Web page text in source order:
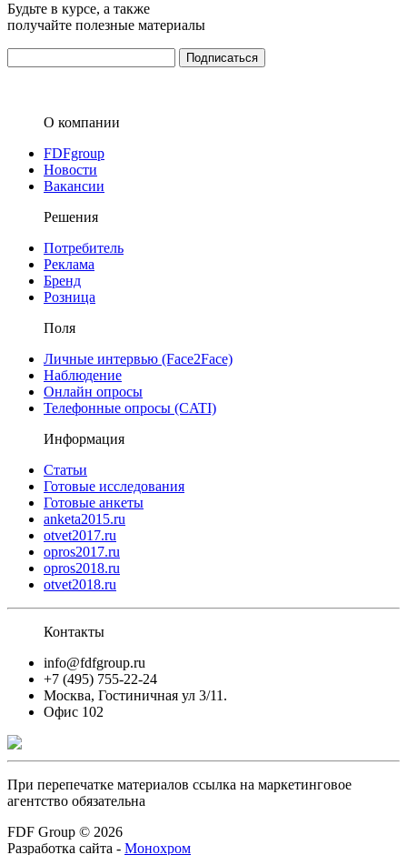
Будьте в курсе, а также
получайте полезные материалы
О компании
FDFgroup
Новости
Вакансии
Решения
Потребитель
Реклама
Бренд
Розница
Поля
Личные интервью (Face2Face)
Наблюдение
Онлайн опросы
Телефонные опросы (CATI)
Информация
Статьи
Готовые исследования
Готовые анкеты
anketa2015.ru
otvet2017.ru
opros2017.ru
opros2018.ru
otvet2018.ru
Контакты
info@fdfgroup.ru
+7 (495) 755-22-24
Москва, Гостиничная ул 3/11.
Офис 102
При перепечатке материалов ссылка на маркетинговое
агентство обязательна
FDF Group © 2026
Разработка сайта - Монохром